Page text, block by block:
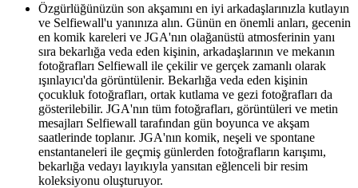
Özgürlüğünüzün son akşamını en iyi arkadaşlarınızla kutlayın
ve Selfiewall'u yanınıza alın. Günün en önemli anları, gecenin
en komik kareleri ve JGA'nın olağanüstü atmosferinin yanı
sıra bekarlığa veda eden kişinin, arkadaşlarının ve mekanın
fotoğrafları Selfiewall ile çekilir ve gerçek zamanlı olarak
ışınlayıcı'da görüntülenir. Bekarlığa veda eden kişinin
çocukluk fotoğrafları, ortak kutlama ve gezi fotoğrafları da
gösterilebilir. JGA'nın tüm fotoğrafları, görüntüleri ve metin
mesajları Selfiewall tarafından gün boyunca ve akşam
saatlerinde toplanır. JGA'nın komik, neşeli ve spontane
enstantaneleri ile geçmiş günlerden fotoğrafların karışımı,
bekarlığa vedayı layıkıyla yansıtan eğlenceli bir resim
koleksiyonu oluşturuyor.